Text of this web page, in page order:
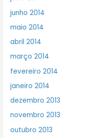
junho 2014
maio 2014
abril 2014
março 2014
fevereiro 2014
janeiro 2014
dezembro 2013
novembro 2013
outubro 2013